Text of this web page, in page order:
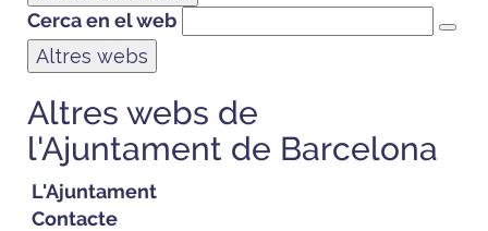
Cerca en el web
Altres webs
Altres webs de
l'Ajuntament de Barcelona
L'Ajuntament
Contacte